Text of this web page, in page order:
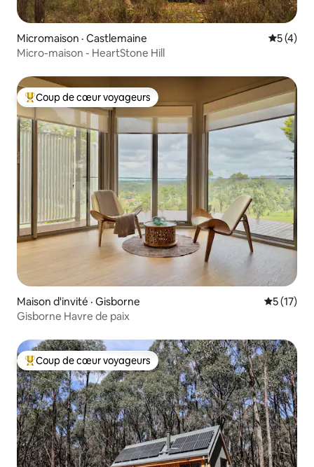
Micromaison · Castlemaine Note
5 (4)
Micro-maison - HeartStone Hill
Coup de cœur voyageurs parmi les plus aimés
Coup de cœur voyageurs
Maison d'invité · Gisborne Note
5 (17)
Gisborne Havre de paix
Coup de cœur voyageurs parmi les plus aimés
Coup de cœur voyageurs